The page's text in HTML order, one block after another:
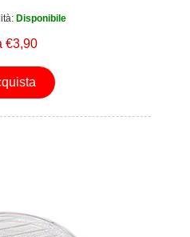
Disponibile
€3,90